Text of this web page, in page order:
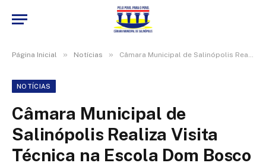
Página Inicial » Notícias » Câmara Municipal de Salinópolis Realiza Visita Técnica na Escola Dom Bosco
NOTÍCIAS
Câmara Municipal de
Salinópolis Realiza Visita
Técnica na Escola Dom Bosco